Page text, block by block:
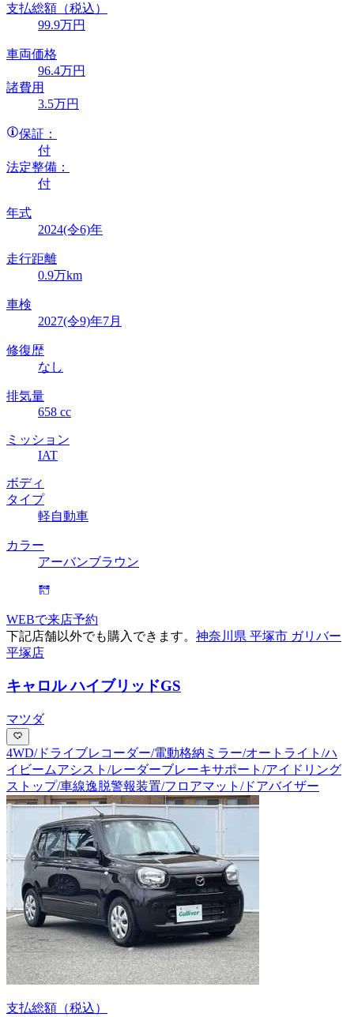
支払総額 （税込）
99.9万円
車両価格
96.4万円
諸費用
3.5万円
保証：
付
法定整備：
付
年式
2024(令6)年
走行距離
0.9万km
車検
2027(令9)年7月
修復歴
なし
排気量
658 cc
ミッション
IAT
ボディ
タイプ
軽自動車
カラー
アーバンブラウン
WEBで来店予約
下記店舗以外でも購入できます。 神奈川県 平塚市 ガリバー
平塚店
キャロル ハイブリッドGS
マツダ
4WD/ドライブレコーダー/電動格納ミラー/オートライト/ハ
イビームアシスト/レーダーブレーキサポート/アイドリング
ストップ/車線逸脱警報装置/フロアマット/ドアバイザー
支払総額 （税込）